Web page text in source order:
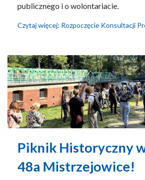
publicznego i o wolontariacie.
Czytaj więcej: Rozpoczęcie Konsultacji
Piknik Historyczny
48a Mistrzejowice!